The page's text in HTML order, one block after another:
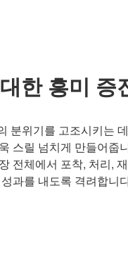
한 흥미 증
분위기를 고조시키는
스릴 넘치게 만들어줍
전체에서 포착, 처리,
과를 내도록 격려합니